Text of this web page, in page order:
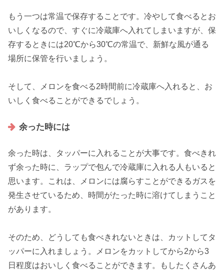
もう一つは常温で保存することです。冷やして食べるとお
いしくなるので、すぐに冷蔵庫へ入れてしまいますが、保
存するときには20℃から30℃の常温で、新鮮な風が通る
場所に保管を行いましょう。
そして、メロンを食べる2時間前に冷蔵庫へ入れると、お
いしく食べることができるでしょう。
余った時には
余った時は、タッパーに入れることが大事です。食べきれ
ず余った時に、ラップで包んで冷蔵庫に入れる人もいると
思います。これは、メロンには腐らすことができるガス を
発生させているため、時間がたった時に溶けてしまうこと
があります。
そのため、どうしても食べきれないときは、
カットしてタ
ッパーに入れましょう。メロンをカットしてから2から3
日程度はおいしく食べることができます。もしたくさんあ